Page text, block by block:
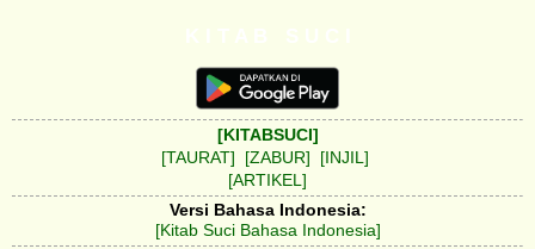
[KITABSUCI]
[TAURAT]
[ZABUR]
[INJIL]
[ARTIKEL]
Versi Bahasa Indonesia:
[Kitab Suci Bahasa Indonesia]